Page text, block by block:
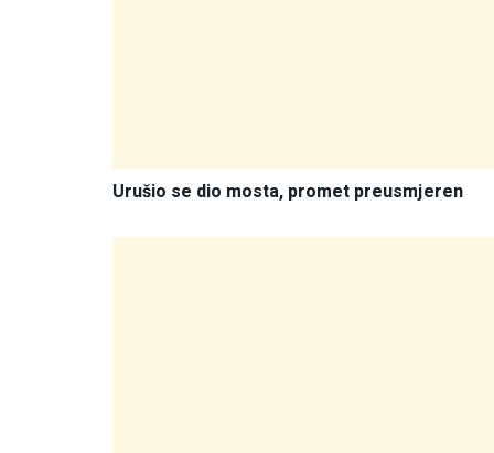
Urušio se dio mosta, promet preusmjeren